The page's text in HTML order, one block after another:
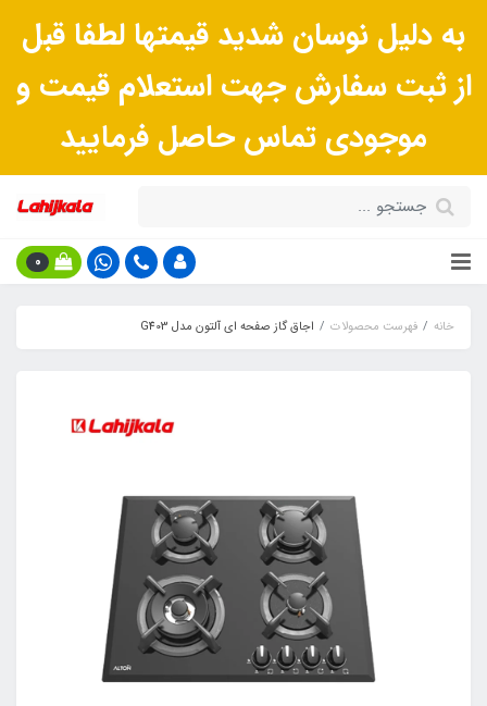
به دلیل نوسان شدید قیمتها لطفا قبل
از ثبت سفارش جهت استعلام قیمت و
موجودی تماس حاصل فرمایید
0
خانه فهرست محصولات اجاق گاز صفحه ای آلتون مدل G403